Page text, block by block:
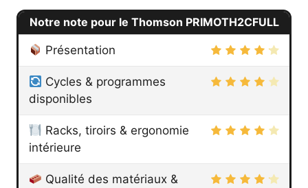
Notre note pour le Thomson PRIMOTH2CFULL
Présentation
Cycles & programmes
disponibles
Racks, tiroirs & ergonomie
intérieure
Qualité des matériaux &